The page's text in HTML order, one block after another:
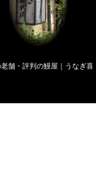
舗・評判の鰻屋｜うなぎ喜